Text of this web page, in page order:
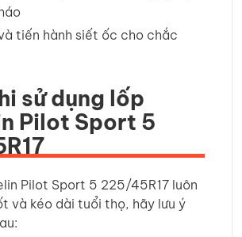
tiến hành siết ốc cho chắc
sử dụng lốp
Pilot Sport 5
Pilot Sport 5 225/45R17 luôn
và kéo dài tuổi thọ, hãy lưu ý